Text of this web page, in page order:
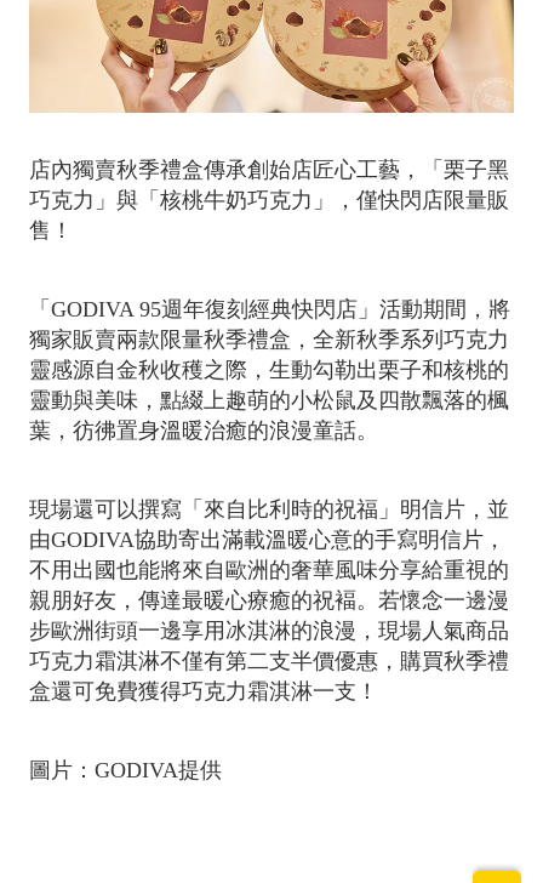
店內獨賣秋季禮盒傳承創始店匠心工藝，「栗子黑
巧克力」與「核桃牛奶巧克力」，僅快閃店限量販
售！
「GODIVA 95週年復刻經典快閃店」活動期間，將
獨家販賣兩款限量秋季禮盒，全新秋季系列巧克力
靈感源自金秋收穫之際，生動勾勒出栗子和核桃的
靈動與美味，點綴上趣萌的小松鼠及四散飄落的楓
葉，彷彿置身溫暖治癒的浪漫童話。
現場還可以撰寫「來自比利時的祝福」明信片，並
由GODIVA協助寄出滿載溫暖心意的手寫明信片，
不用出國也能將來自歐洲的奢華風味分享給重視的
親朋好友，傳達最暖心療癒的祝褔。若懷念一邊漫
步歐洲街頭一邊享用冰淇淋的浪漫，現場人氣商品
巧克力霜淇淋不僅有第二支半價優惠，購買秋季禮
盒還可免費獲得巧克力霜淇淋一支！
圖片：GODIVA提供